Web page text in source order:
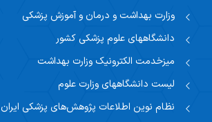
وزارت بهداشت و درمان و آموزش پزشکی
دانشگاههای علوم پزشکی کشور
میزخدمت الکترونیک وزارت بهداشت
لیست دانشگاههای وزارت علوم
نظام نوین اطلاعات پژوهش‌های پزشکی ایران